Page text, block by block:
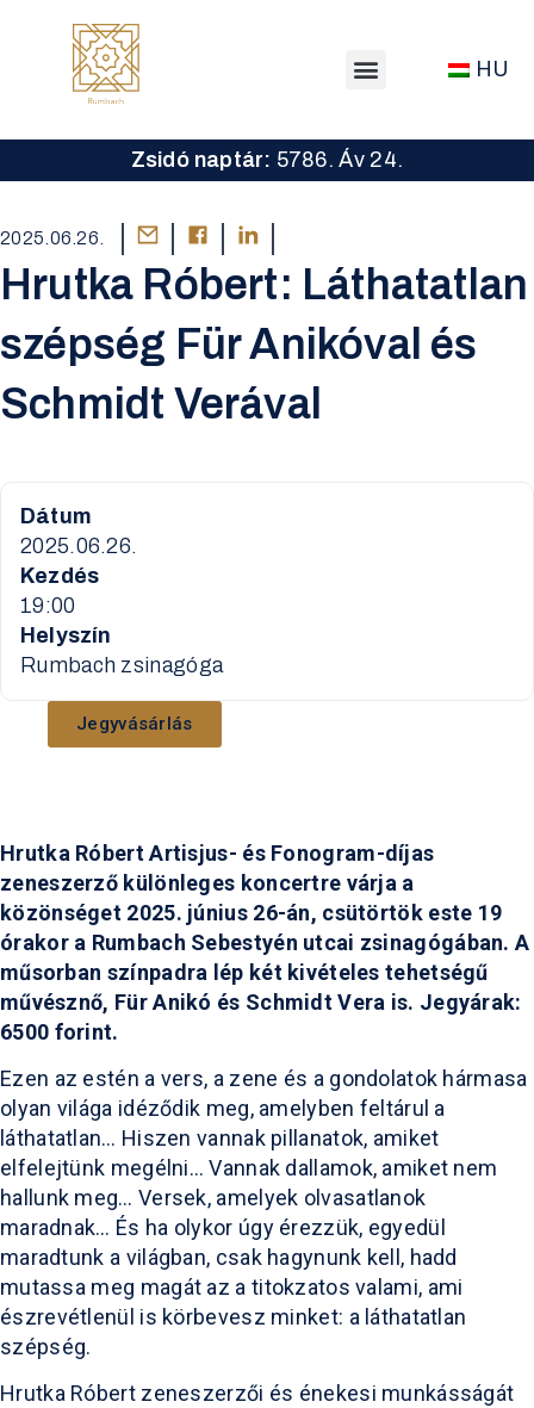
HU
Zsidó naptár: 5786. Áv 24.
2025.06.26.
Hrutka Róbert: Láthatatlan
szépség Für Anikóval és
Schmidt Verával
Dátum
2025.06.26.
Kezdés
19:00
Helyszín
Rumbach zsinagóga
Jegyvásárlás
Hrutka Róbert Artisjus- és Fonogram-díjas
zeneszerző különleges koncertre várja a
közönséget 2025. június 26-án, csütörtök este 19
órakor a Rumbach Sebestyén utcai zsinagógában. A
műsorban színpadra lép két kivételes tehetségű
művésznő, Für Anikó és Schmidt Vera is. Jegyárak:
6500 forint.
Ezen az estén a vers, a zene és a gondolatok hármasa
olyan világa idéződik meg, amelyben feltárul a
láthatatlan… Hiszen vannak pillanatok, amiket
elfelejtünk megélni… Vannak dallamok, amiket nem
hallunk meg… Versek, amelyek olvasatlanok
maradnak… És ha olykor úgy érezzük, egyedül
maradtunk a világban, csak hagynunk kell, hadd
mutassa meg magát az a titokzatos valami, ami
észrevétlenül is körbevesz minket: a láthatatlan
szépség.
Hrutka Róbert zeneszerzői és énekesi munkásságát